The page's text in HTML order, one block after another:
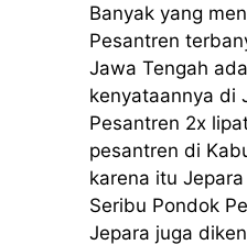
Banyak yang
Pesantren
Jawa Tengah
kenyataannya di
Pesantren 2x
pesantren di
karena itu
Seribu Pondok
Jepara juga